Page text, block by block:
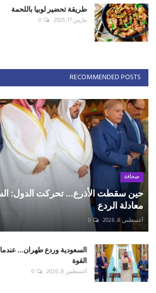
طريقة تحضير لوبيا باللحمة
مارس 17, 2025 0
RECOMMENDED POSTS
صحافة
حين سقطت الأذرع... تحركت الدول:
معادلة الردع
أغسطس 8, 2026 0
السعودية وردع طهران... عندما
القوة
أغسطس 8, 2026 0